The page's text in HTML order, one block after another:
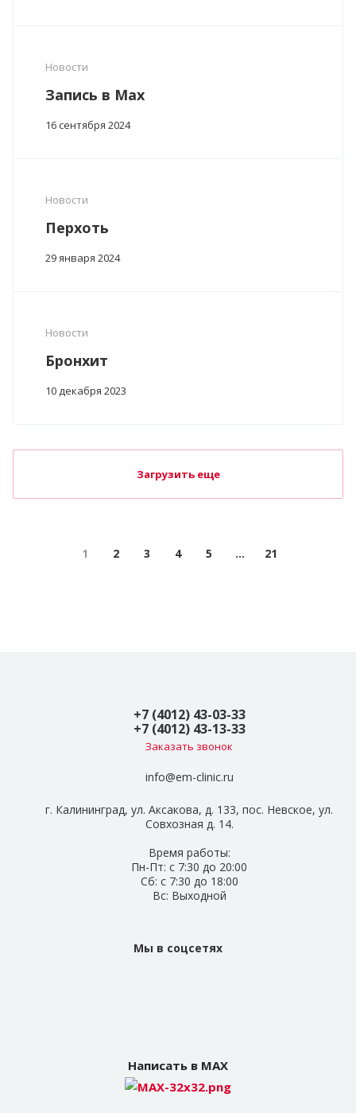
Новости
Запись в Max
16 сентября 2024
Новости
Перхоть
29 января 2024
Новости
Бронхит
10 декабря 2023
Загрузить еще
1 2 3 4 5 ... 21
+7 (4012) 43-03-33
+7 (4012) 43-13-33
Заказать звонок
info@em-clinic.ru
г. Калининград, ул. Аксакова, д. 133, пос. Невское, ул.
Совхозная д. 14.
Время работы:
Пн-Пт: с 7:30 до 20:00
Сб: с 7:30 до 18:00
Вс: Выходной
Мы в соцсетях
Написать в MAX